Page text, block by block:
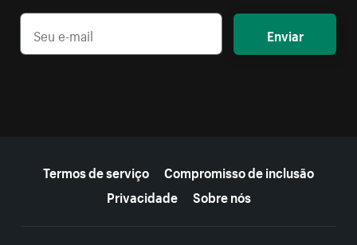
Enviar
Termos de serviço
Compromisso de inclusão
Privacidade
Sobre nós